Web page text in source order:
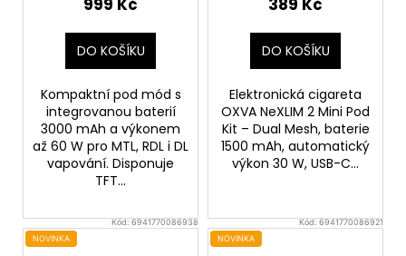
999 Kč
DO KOŠÍKU
Kompaktní pod mód s
integrovanou baterií
3000 mAh a výkonem
až 60 W pro MTL, RDL i DL
vapování. Disponuje
TFT...
389 Kč
DO KOŠÍKU
Elektronická cigareta
OXVA NeXLIM 2 Mini Pod
Kit – Dual Mesh, baterie
1500 mAh, automatický
výkon 30 W, USB-C...
Kód:6941770086938
NOVINKA
Kód:6941770086921
NOVINKA